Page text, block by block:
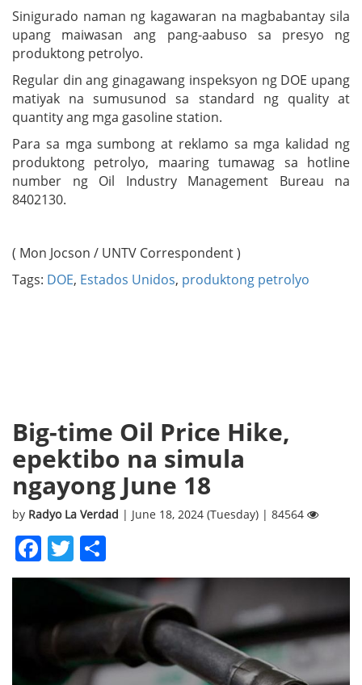
Sinigurado naman ng kagawaran na magbabantay sila
upang maiwasan ang pang-aabuso sa presyo ng
produktong petrolyo.
Regular din ang ginagawang inspeksyon ng DOE upang
matiyak na sumusunod sa standard ng quality at
quantity ang mga gasoline station.
Para sa mga sumbong at reklamo sa mga kalidad ng
produktong petrolyo, maaring tumawag sa hotline
number ng Oil Industry Management Bureau na
8402130.
( Mon Jocson / UNTV Correspondent )
Tags: DOE, Estados Unidos, produktong petrolyo
Big-time Oil Price Hike,
epektibo na simula
ngayong June 18
by Radyo La Verdad | June 18, 2024 (Tuesday) | 84564
Facebook
Twitter